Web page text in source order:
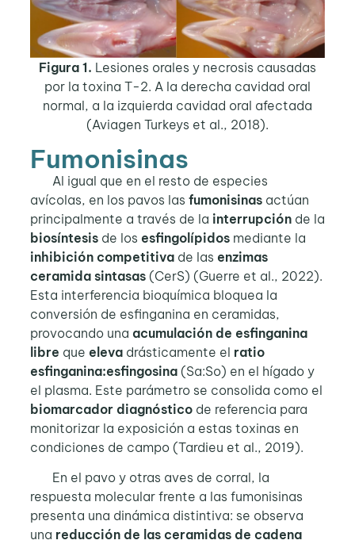
Figura 1. Lesiones orales y necrosis causadas
por la toxina T-2. A la derecha cavidad oral
normal, a la izquierda cavidad oral afectada
(Aviagen Turkeys et al., 2018).
Fumonisinas
Al igual que en el resto de especies
avícolas, en los pavos las fumonisinasactúan
principalmente a través de la interrupciónde la
biosíntesisde los esfingolípidosmediante la
inhibición competitivade las enzimas
ceramida sintasas(CerS) (Guerre et al., 2022).
Esta interferencia bioquímica bloquea la
conversión de esfinganina en ceramidas,
provocando una acumulación de esfinganina
libre que elevadrásticamente el ratio
esfinganina:esfingosina(Sa:So) en el hígado y
el plasma. Este parámetro se consolida como el
biomarcador diagnósticode referencia para
monitorizar la exposición a estas toxinas en
condiciones de campo (Tardieu et al., 2019).
En el pavo y otras aves de corral, la
respuesta molecular frente a las fumonisinas
presenta una dinámica distintiva: se observa
una reducción de las ceramidas de cadena